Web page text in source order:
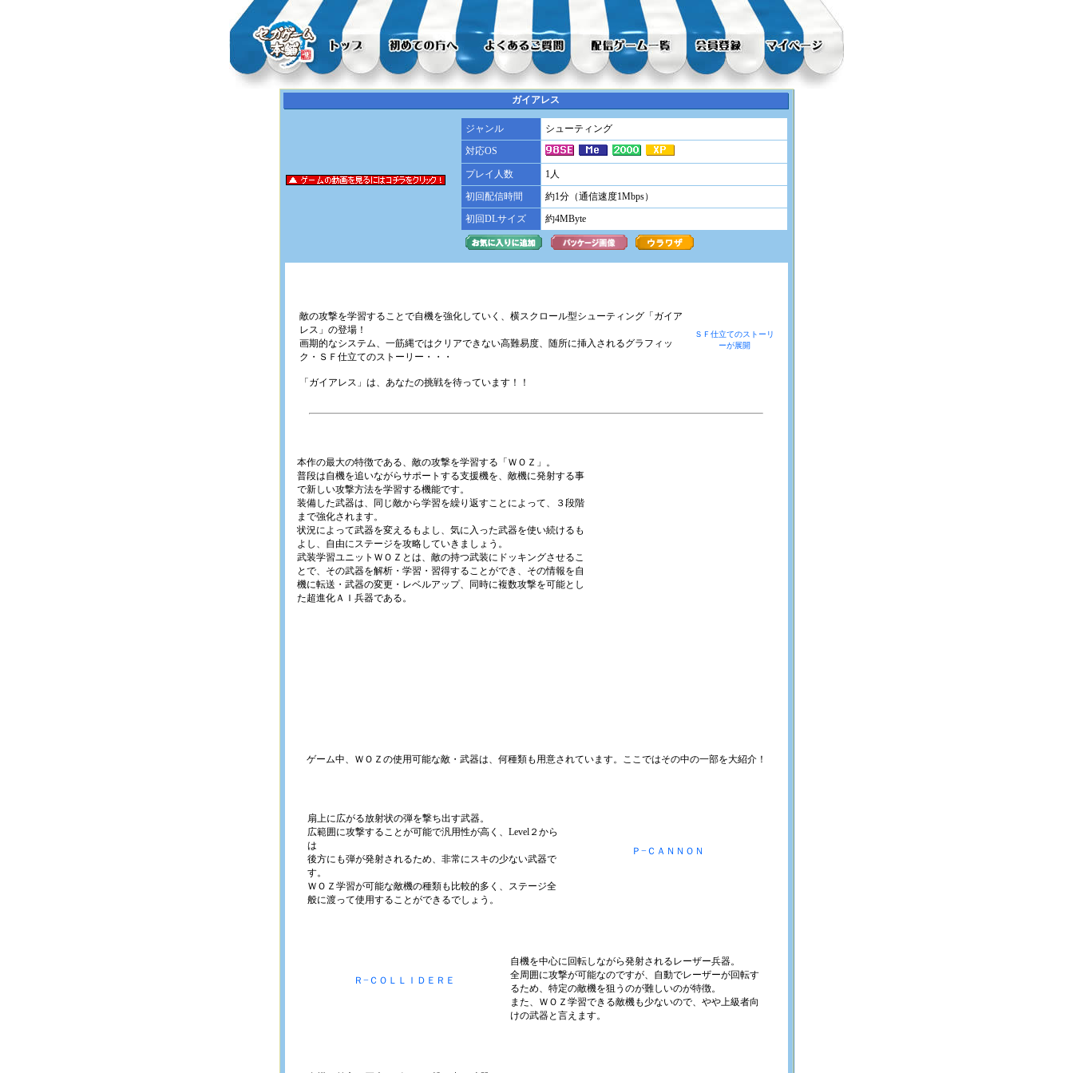
ガイアレス
ジャンル
シューティング
対応OS
プレイ人数
1人
初回配信時間
約1分（通信速度1Mbps）
初回DLサイズ
約4MByte
敵の攻撃を学習することで自機を強化していく、横スクロール型シューティング「ガイア
レス」の登場！
画期的なシステム、一筋縄ではクリアできない高難易度、随所に挿入されるグラフィッ
ク・ＳＦ仕立てのストーリー・・・
「ガイアレス」は、あなたの挑戦を待っています！！
ＳＦ仕立てのストーリ
ーが展開
本作の最大の特徴である、敵の攻撃を学習する「ＷＯＺ」。
普段は自機を追いながらサポートする支援機を、敵機に発射する事
で新しい攻撃方法を学習する機能です。
装備した武器は、同じ敵から学習を繰り返すことによって、３段階
まで強化されます。
状況によって武器を変えるもよし、気に入った武器を使い続けるも
よし、自由にステージを攻略していきましょう。
武装学習ユニットＷＯＺとは、敵の持つ武装にドッキングさせるこ
とで、その武器を解析・学習・習得することができ、その情報を自
機に転送・武器の変更・レベルアップ、同時に複数攻撃を可能とし
た超進化ＡＩ兵器である。
ゲーム中、ＷＯＺの使用可能な敵・武器は、何種類も用意されています。ここではその中の一部を大紹介！
扇上に広がる放射状の弾を撃ち出す武器。
広範囲に攻撃することが可能で汎用性が高く、Level２から
は
後方にも弾が発射されるため、非常にスキの少ない武器で
す。
ＷＯＺ学習が可能な敵機の種類も比較的多く、ステージ全
般に渡って使用することができるでしょう。
Ｐ−ＣＡＮＮＯＮ
Ｒ−ＣＯＬＬＩＤＥＲＥ
自機を中心に回転しながら発射されるレーザー兵器。
全周囲に攻撃が可能なのですが、自動でレーザーが回転す
るため、特定の敵機を狙うのが難しいのが特徴。
また、ＷＯＺ学習できる敵機も少ないので、やや上級者向
けの武器と言えます。